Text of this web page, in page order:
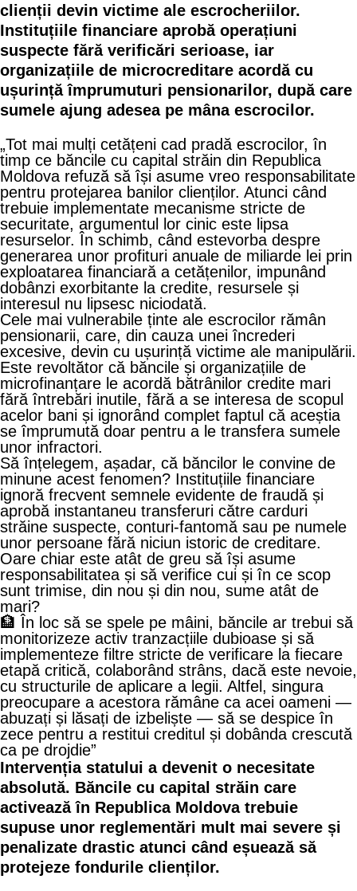
clienții devin victime ale escrocheriilor.
Instituțiile financiare aprobă operațiuni
suspecte fără verificări serioase, iar
organizațiile de microcreditare acordă cu
ușurință împrumuturi pensionarilor, după care
sumele ajung adesea pe mâna escrocilor.
„Tot mai mulți cetățeni cad pradă escrocilor, în
timp ce băncile cu capital străin din Republica
Moldova refuză să își asume vreo responsabilitate
pentru protejarea banilor clienților. Atunci când
trebuie implementate mecanisme stricte de
securitate, argumentul lor cinic este lipsa
resurselor. În schimb, când estevorba despre
generarea unor profituri anuale de miliarde lei prin
exploatarea financiară a cetățenilor, impunând
dobânzi exorbitante la credite, resursele și
interesul nu lipsesc niciodată.
Cele mai vulnerabile ținte ale escrocilor rămân
pensionarii, care, din cauza unei încrederi
excesive, devin cu ușurință victime ale manipulării.
Este revoltător că băncile și organizațiile de
microfinanțare le acordă bătrânilor credite mari
fără întrebări inutile, fără a se interesa de scopul
acelor bani și ignorând complet faptul că aceștia
se împrumută doar pentru a le transfera sumele
unor infractori.
Să înțelegem, așadar, că băncilor le convine de
minune acest fenomen? Instituțiile financiare
ignoră frecvent semnele evidente de fraudă și
aprobă instantaneu transferuri către carduri
străine suspecte, conturi-fantomă sau pe numele
unor persoane fără niciun istoric de creditare.
Oare chiar este atât de greu să își asume
responsabilitatea și să verifice cui și în ce scop
sunt trimise, din nou și din nou, sume atât de
mari?
🏦 În loc să se spele pe mâini, băncile ar trebui să
monitorizeze activ tranzacțiile dubioase și să
implementeze filtre stricte de verificare la fiecare
etapă critică, colaborând strâns, dacă este nevoie,
cu structurile de aplicare a legii. Altfel, singura
preocupare a acestora rămâne ca acei oameni —
abuzați și lăsați de izbeliște — să se despice în
zece pentru a restitui creditul și dobânda crescută
ca pe drojdie”
Intervenția statului a devenit o necesitate
absolută. Băncile cu capital străin care
activează în Republica Moldova trebuie
supuse unor reglementări mult mai severe și
penalizate drastic atunci când eșuează să
protejeze fondurile clienților.